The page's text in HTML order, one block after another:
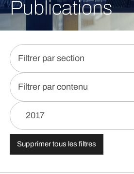
Publications
Filtrer par section
Filtrer par contenu
2017
Supprimer tous les filtres